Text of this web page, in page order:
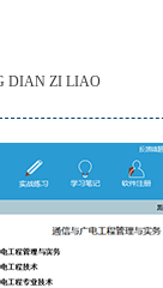
DIAN ZI LIAO